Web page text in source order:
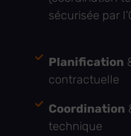
sécurisée par
Planification
contractuelle
Coordination
technique